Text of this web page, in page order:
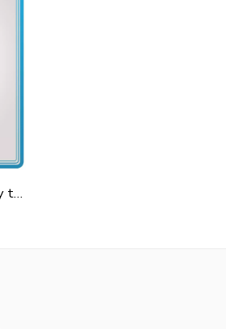
Sulfuro de Sodio> venta en Lima y todo el Perú